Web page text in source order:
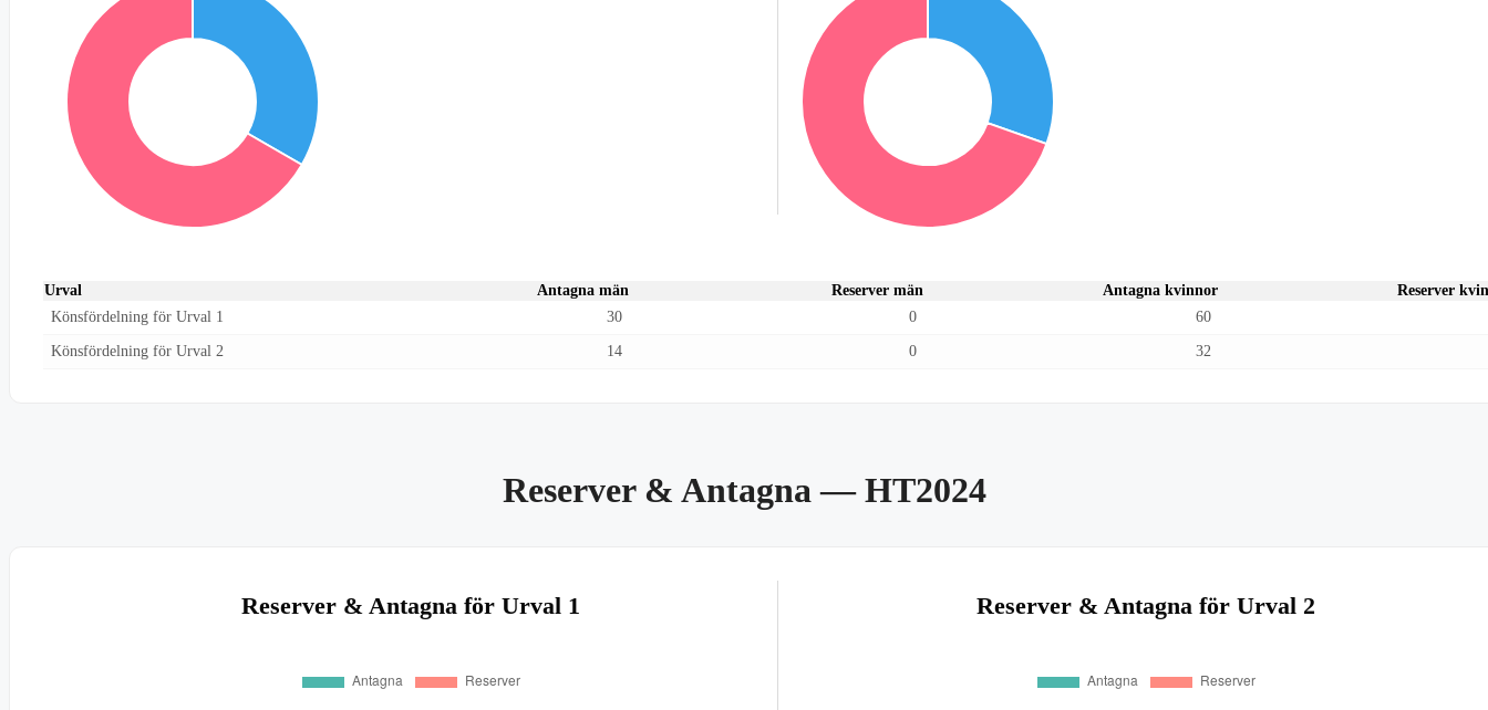
Urval Antagna män Reserver män Antagna kvinnor
Reserver
Könsfördelning för Urval 1
30 0 60
Könsfördelning för Urval 2 14 0 32
Reserver & Antagna— HT2024
Reserver & Antagna för Urval 1 Reserver & Antagna för Urval 2